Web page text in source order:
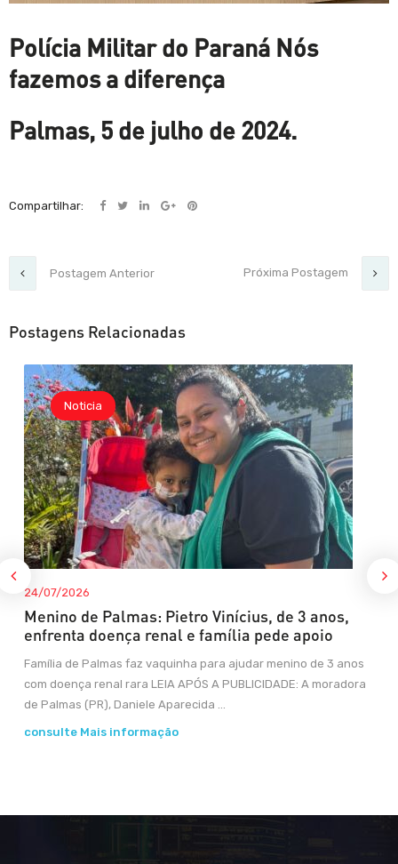
Polícia Militar do Paraná Nós
fazemos a diferença
Palmas, 5 de julho de 2024.
Compartilhar:
Postagem Anterior Próxima Postagem
Postagens Relacionadas
Noticia
24/07/2026
Menino de Palmas: Pietro Vinícius, de 3 anos,
enfrenta doença renal e família pede apoio
Família de Palmas faz vaquinha para ajudar menino de 3 anos
com doença renal rara LEIA APÓS A PUBLICIDADE: A moradora
de Palmas (PR), Daniele Aparecida ...
consulte Mais informação